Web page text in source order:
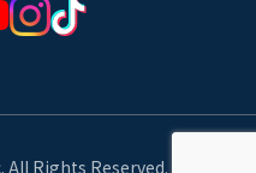
All Rights Reserved.